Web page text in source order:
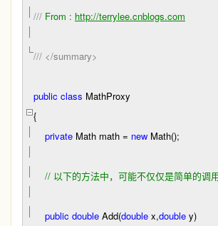
/// From : http://terrylee.cnblogs.com
/// </summary>
public class MathProxy
{
private Math math = new Math();
// 以下的方法中，可能不仅仅是简单的调
public double Add(double x,double y)